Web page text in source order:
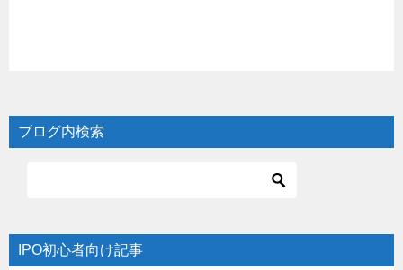
ブログ内検索
IPO初心者向け記事